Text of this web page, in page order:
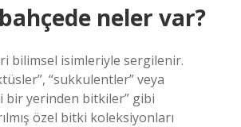
neler var?
bilimsel isimleriyle sergilenir.
“sukkulentler” veya
bir yerinden bitkiler” gibi
özel bitki koleksiyonları